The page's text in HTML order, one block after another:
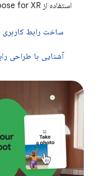
استفاده از Jetpack Compose for XR انجام دهید.
ساخت رابط
آشنایی با طراحی